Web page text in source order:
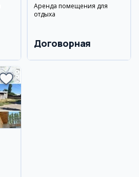
Аренда помещения для
отдыха
Договорная